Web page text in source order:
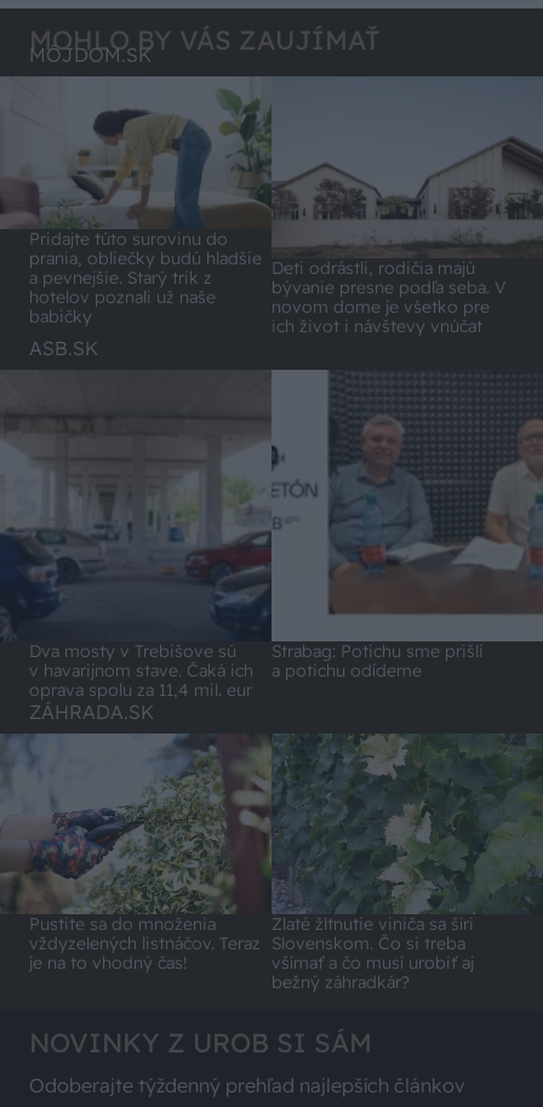
MOHLO BY VÁS ZAUJÍMAŤ
MÔJDOM.SK
Pridajte túto surovinu do
prania, obliečky budú hladšie
a pevnejšie. Starý trik z
hotelov poznali už naše
babičky
Deti odrástli, rodičia majú
bývanie presne podľa seba. V
novom dome je všetko pre
ich život i návštevy vnúčat
ASB.SK
Dva mosty v Trebišove sú
v havarijnom stave. Čaká ich
oprava spolu za 11,4 mil. eur
Strabag: Potichu sme prišli
a potichu odídeme
ZÁHRADA.SK
Pustite sa do množenia
vždyzelených listnáčov. Teraz
je na to vhodný čas!
Zlaté žltnutie viniča sa šíri
Slovenskom. Čo si treba
všímať a čo musí urobiť aj
bežný záhradkár?
NOVINKY Z UROB SI SÁM
Odoberajte týždenný prehľad najlepších článkov